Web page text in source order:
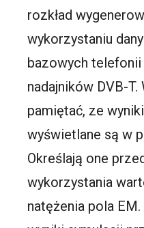
rozkład
wykorzystaniu
bazowych
nadajników DVB-T.
pamiętać, ze
wyświetlane są w
Określają one
wykorzystania
natężenia pola